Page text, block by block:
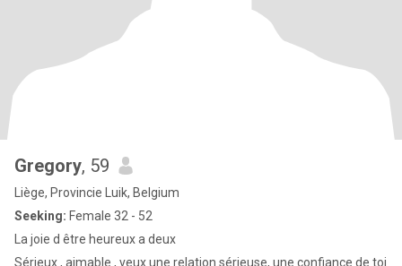
Gregory, 59
Liège, Provincie Luik, Belgium
Seeking: Female 32 - 52
La joie d être heureux a deux
Sérieux , aimable , veux une relation sérieuse, une confiance de toi